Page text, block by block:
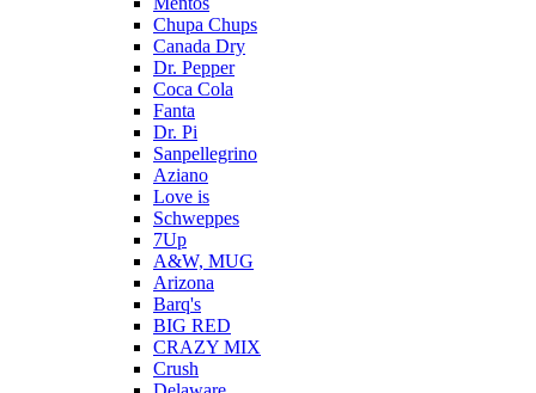
Chupa Chups
Canada Dry
Dr. Pepper
Coca Cola
Fanta
Dr. Pi
Sanpellegrino
Aziano
Love is
Schweppes
7Up
A&W, MUG
Arizona
Barq's
BIG RED
CRAZY MIX
Crush